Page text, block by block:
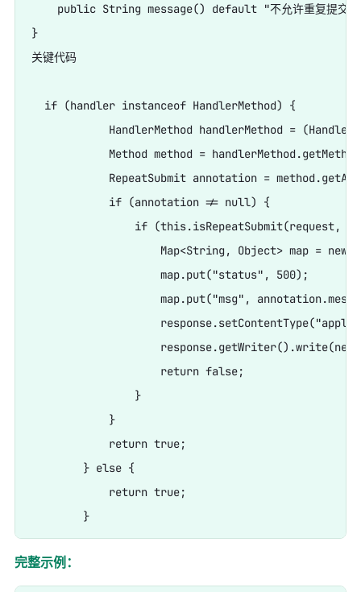
public String message() default "不允许重复提交，
}
关键代码
  if (handler instanceof HandlerMethod) {
HandlerMethod handlerMethod =
Method method =
RepeatSubmit annotation =
            if (annotation != null) {
if (this.isRepeatSubmit(request,
Map<String, Object> map = new
                    map.put("status", 500);
map.put("msg",
                    return false;
                }
            }
            return true;
        } else {
            return true;
完整示例：